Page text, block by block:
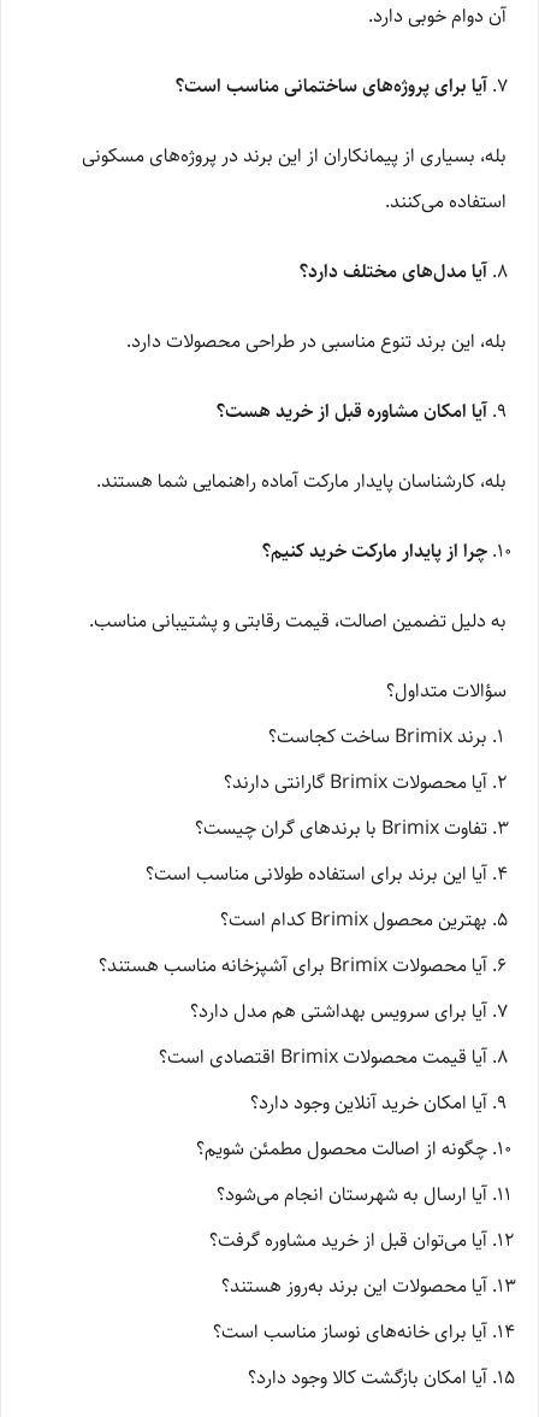
آن دوام خوبی دارد.
آیا برای پروژه‌های ساختمانی مناسب است؟
بله، بسیاری از پیمانکاران از این برند در پروژه‌های مسکونی
استفاده می‌کنند.
آیا مدل‌های مختلف دارد؟
بله، این برند تنوع مناسبی در طراحی محصولات دارد.
آیا امکان مشاوره قبل از خرید هست؟
بله، کارشناسان پایدار مارکت آماده راهنمایی شما هستند.
چرا از پایدار مارکت خرید کنیم؟
به دلیل تضمین اصالت، قیمت رقابتی و پشتیبانی مناسب.
سؤالات متداول؟
برند Brimix ساخت کجاست؟
آیا محصولات Brimix گارانتی دارند؟
تفاوت Brimix با برندهای گران چیست؟
آیا این برند برای استفاده طولانی مناسب است؟
بهترین محصول Brimix کدام است؟
آیا محصولات Brimix برای آشپزخانه مناسب هستند؟
آیا برای سرویس بهداشتی هم مدل دارد؟
آیا قیمت محصولات Brimix اقتصادی است؟
آیا امکان خرید آنلاین وجود دارد؟
چگونه از اصالت محصول مطمئن شویم؟
آیا ارسال به شهرستان انجام می‌شود؟
آیا می‌توان قبل از خرید مشاوره گرفت؟
آیا محصولات این برند به‌روز هستند؟
آیا برای خانه‌های نوساز مناسب است؟
آیا امکان بازگشت کالا وجود دارد؟